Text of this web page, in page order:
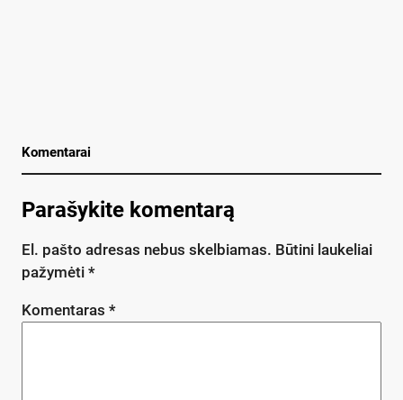
Komentarai
Parašykite komentarą
El. pašto adresas nebus skelbiamas. Būtini laukeliai
pažymėti *
Komentaras *